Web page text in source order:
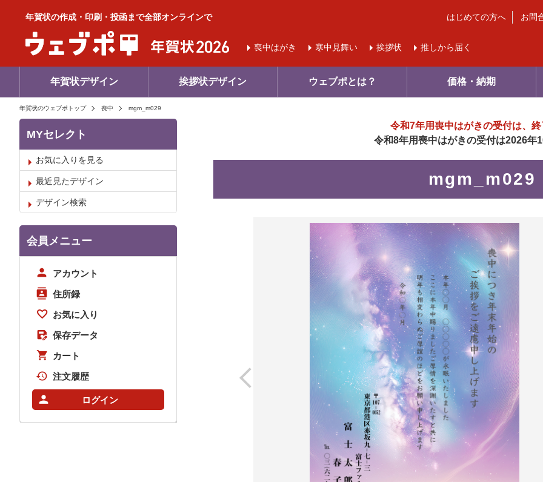
年賀状の作成・印刷・投函まで全部オンラインで
喪中はがき 寒中 見舞い 挨拶状 推しから届く
はじめての方へ お問
年賀状デザイン 挨拶状デザイン ウェブポとは？ 価格・納期
年賀状のウェブポトップ 喪中 mgm_m029
令和7年用喪中はがきの受付は、 終
令和8年用喪中はがきの受付は2026年
mgm_m029
MYセレクト
お気に入りを見る
最近見たデザイン
デザイン検索
会員メニュー
アカウント
住所録
お気に入り
保存データ
カート
注文履歴
ログイン